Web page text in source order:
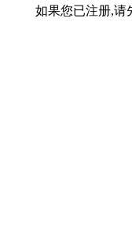
如果您已注册,请